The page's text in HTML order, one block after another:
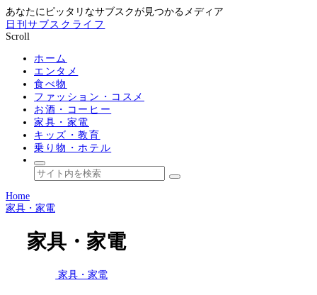
あなたにピッタリなサブスクが見つかるメディア
日刊サブスクライフ
Scroll
ホーム
エンタメ
食べ物
ファッション・コスメ
お酒・コーヒー
家具・家電
キッズ・教育
乗り物・ホテル
Home
家具・家電
家具・家電
家具・家電